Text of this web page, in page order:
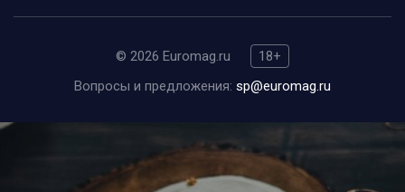
© 2026 Euromag.ru
18+
Вопросы и предложения: sp@euromag.ru